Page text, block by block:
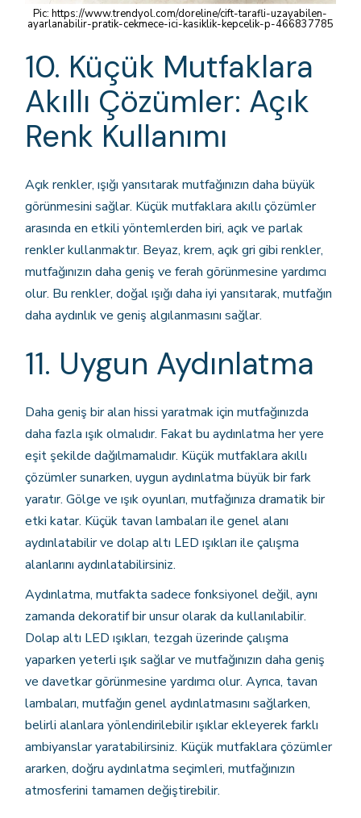
Pic:https://www.trendyol.com/doreline/cift-tarafli-uzayabilen-
ayarlanabilir-pratik-cekmece-ici-kasiklik-kepcelik-p-466837785
10. Küçük Mutfaklara
Akıllı Çözümler: Açık
Renk Kullanımı
Açık renkler, ışığı yansıtarak mutfağınızın daha büyük
görünmesini sağlar. Küçük mutfaklara akıllı çözümler
arasında en etkili yöntemlerden biri, açık ve parlak
renkler kullanmaktır. Beyaz, krem, açık gri gibi renkler,
mutfağınızın daha geniş ve ferah görünmesine yardımcı
olur. Bu renkler, doğal ışığı daha iyi yansıtarak, mutfağın
daha aydınlık ve geniş algılanmasını sağlar.
11. Uygun Aydınlatma
Daha geniş bir alan hissi yaratmak için mutfağınızda
daha fazla ışık olmalıdır. Fakat bu aydınlatma her yere
eşit şekilde dağılmamalıdır. Küçük mutfaklara akıllı
çözümler sunarken, uygun aydınlatma büyük bir fark
yaratır. Gölge ve ışık oyunları, mutfağınıza dramatik bir
etki katar. Küçük tavan lambaları ile genel alanı
aydınlatabilir ve dolap altı LED ışıkları ile çalışma
alanlarını aydınlatabilirsiniz.
Aydınlatma, mutfakta sadece fonksiyonel değil, aynı
zamanda dekoratif bir unsur olarak da kullanılabilir.
Dolap altı LED ışıkları, tezgah üzerinde çalışma
yaparken yeterli ışık sağlar ve mutfağınızın daha geniş
ve davetkar görünmesine yardımcı olur. Ayrıca, tavan
lambaları, mutfağın genel aydınlatmasını sağlarken,
belirli alanlara yönlendirilebilir ışıklar ekleyerek farklı
ambiyanslar yaratabilirsiniz. Küçük mutfaklara çözümler
ararken, doğru aydınlatma seçimleri, mutfağınızın
atmosferini tamamen değiştirebilir.